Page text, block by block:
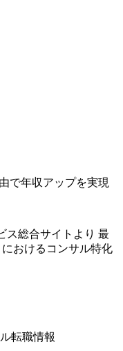
トワークが可能 総合
、全方位のクライア
ーズに関わることが
者の場合は、自らチ
顧客基盤、エンジニ
事業立ち上げが経験
(19:20開場) 2026年8
ァーム経験者の方を
い。 当日はXspear
で年収アップを実現
ス総合サイトより 最
におけるコンサル特化
転職情報